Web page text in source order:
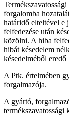
forgalomba
határidő elteltével e
felfedezése után
közölni. A hiba
hibát késedelem
késedelméből
A Ptk. értelmében
forgalmazója.
A gyártó,
termékszavatossági